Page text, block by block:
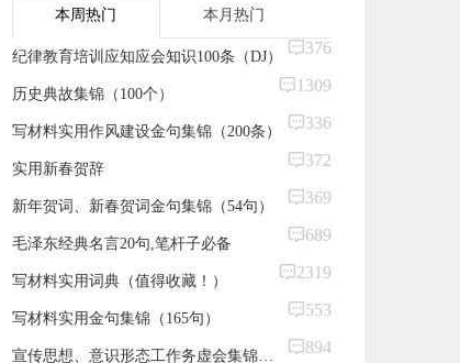
本周热门 本月热门
纪律教育培训应知应会知识100条（DJ）
376
历史典故集锦（100个）
1309
写材料实用作风建设金句集锦（200条）
336
实用新春贺辞
372
新年贺词、新春贺词金句集锦（54句）
369
毛泽东经典名言20句,笔杆子必备
689
​写材料实用词典（值得收藏！）
2319
写材料实用金句集锦（165句）
553
894